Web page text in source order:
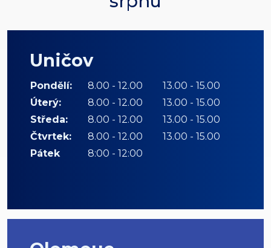
Uničov
Pondělí: 8.00 - 12.00
13.00 - 15.00
Úterý:
8.00 - 12.00
13.00 - 15.00
Středa:
8.00 - 12.00
13.00 - 15.00
Čtvrtek:
8.00 - 12.00
13.00 - 15.00
Pátek
8:00 - 12:00